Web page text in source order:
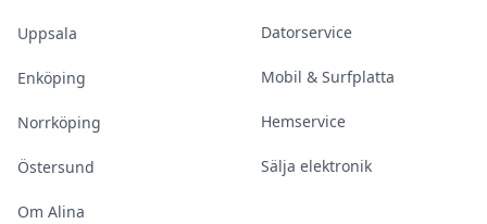
Uppsala
Enköping
Norrköping
Östersund
Om Alina
Datorservice
Mobil & Surfplatta
Hemservice
Sälja elektronik